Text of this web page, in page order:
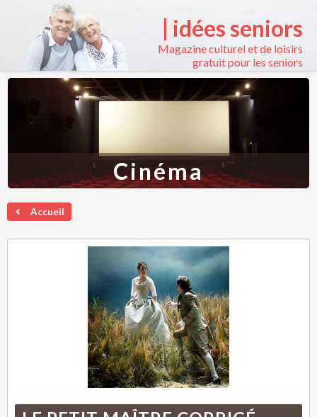
| idées seniors
Magazine culturel et de loisirs
gratuit pour les seniors
Cinéma
Accueil